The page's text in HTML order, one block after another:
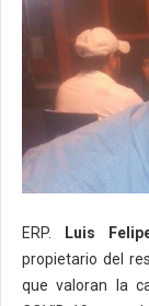
ERP. Luis
propietario del
que valoran la